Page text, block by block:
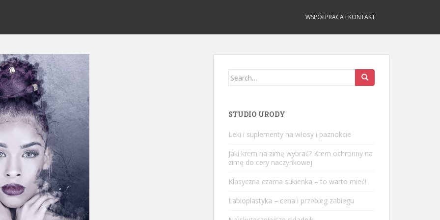
WSPÓŁPRACA I KONTAKT
Search
STUDIO URODY
Leki i suplementy na włosy i paznokcie
Jaki krem na zimę wybrać? Krem ochronny na
zimę do cery naczynkowej
Klasyczna czarna sukienka – to warto mieć!
Labioplastyka – cena i przebieg zabiegu